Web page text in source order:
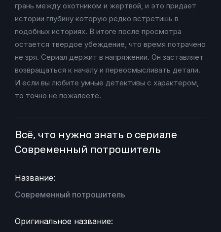
грань между охотником и жертвой, и это придает
истории глубину которую редко встретишь в
подобных историях. В итоге после просмотра
остается твердое убеждение, что время потрачено
не зря. Сериал держит в напряжении. Он заставляет
возвращаться к началу и переосмысливать детали.
И если вы любите умные детективы с характером,
то точно не пожалеете.
Всё, что нужно знать о сериале
Современный потрошитель
Название:
Современный потрошитель
Оригинальное название: